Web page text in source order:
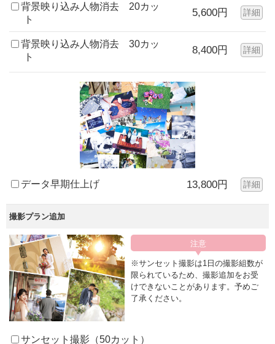
背景映り込み人物消去 20カッ
ト
5,600円 詳細
背景映り込み人物消去 30カッ
ト
8,400円 詳細
データ早期仕上げ 13,800円 詳細
撮影プラン追加
※サンセット撮影は1日の撮影組数が
限られているため、撮影追加をお受
けできないことがあります。予めご
了承ください。
サンセット撮影（50カット）